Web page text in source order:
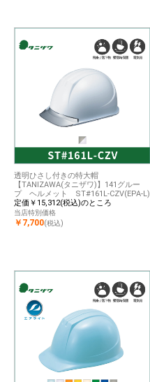
透明ひさし付きの特大帽
【TANIZAWA(タニザワ)】141グルー
プ ヘルメット ST#161L-CZV(EPA-L)
定価￥15,312(税込)のところ
当店特別価格
￥7,700(税込)